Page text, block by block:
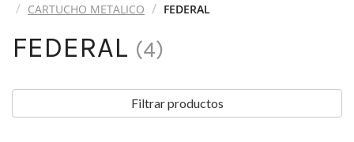
CARTUCHO METALICO
FEDERAL
FEDERAL (4)
Filtrar productos